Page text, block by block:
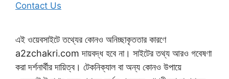
Contact Us
এই ওয়েবসাইটে তথ্যের কোনও অনিচ্ছাকৃততার কারণে
a2zchakri.com দায়বদ্ধ হবে না। সাইটের তথ্য আরও গবেষণা
করা দর্শনার্থীর দায়িত্ব। টেকনিক্যাল বা অন্য কোনও উপায়ে